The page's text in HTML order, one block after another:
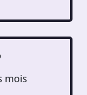
mois